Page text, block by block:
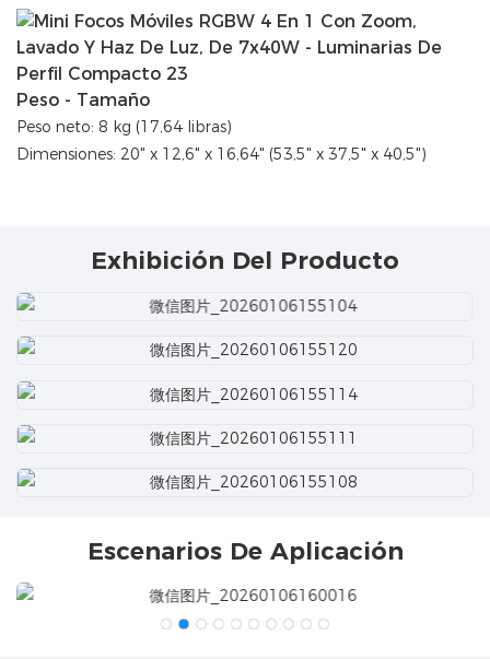
Peso - Tamaño
Peso neto: 8 kg (17,64 libras)
Dimensiones: 20" x 12,6" x 16,64" (53,5" x 37,5" x 40,5")
Exhibición Del Producto
Escenarios De Aplicación